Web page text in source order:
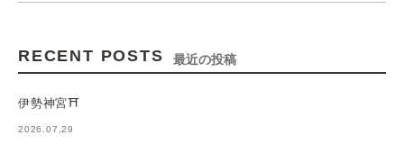
RECENT POSTS 最近の投稿
伊勢神宮⛩️
2026.07.29